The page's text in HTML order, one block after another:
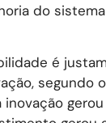
do
é
segundo
inovação